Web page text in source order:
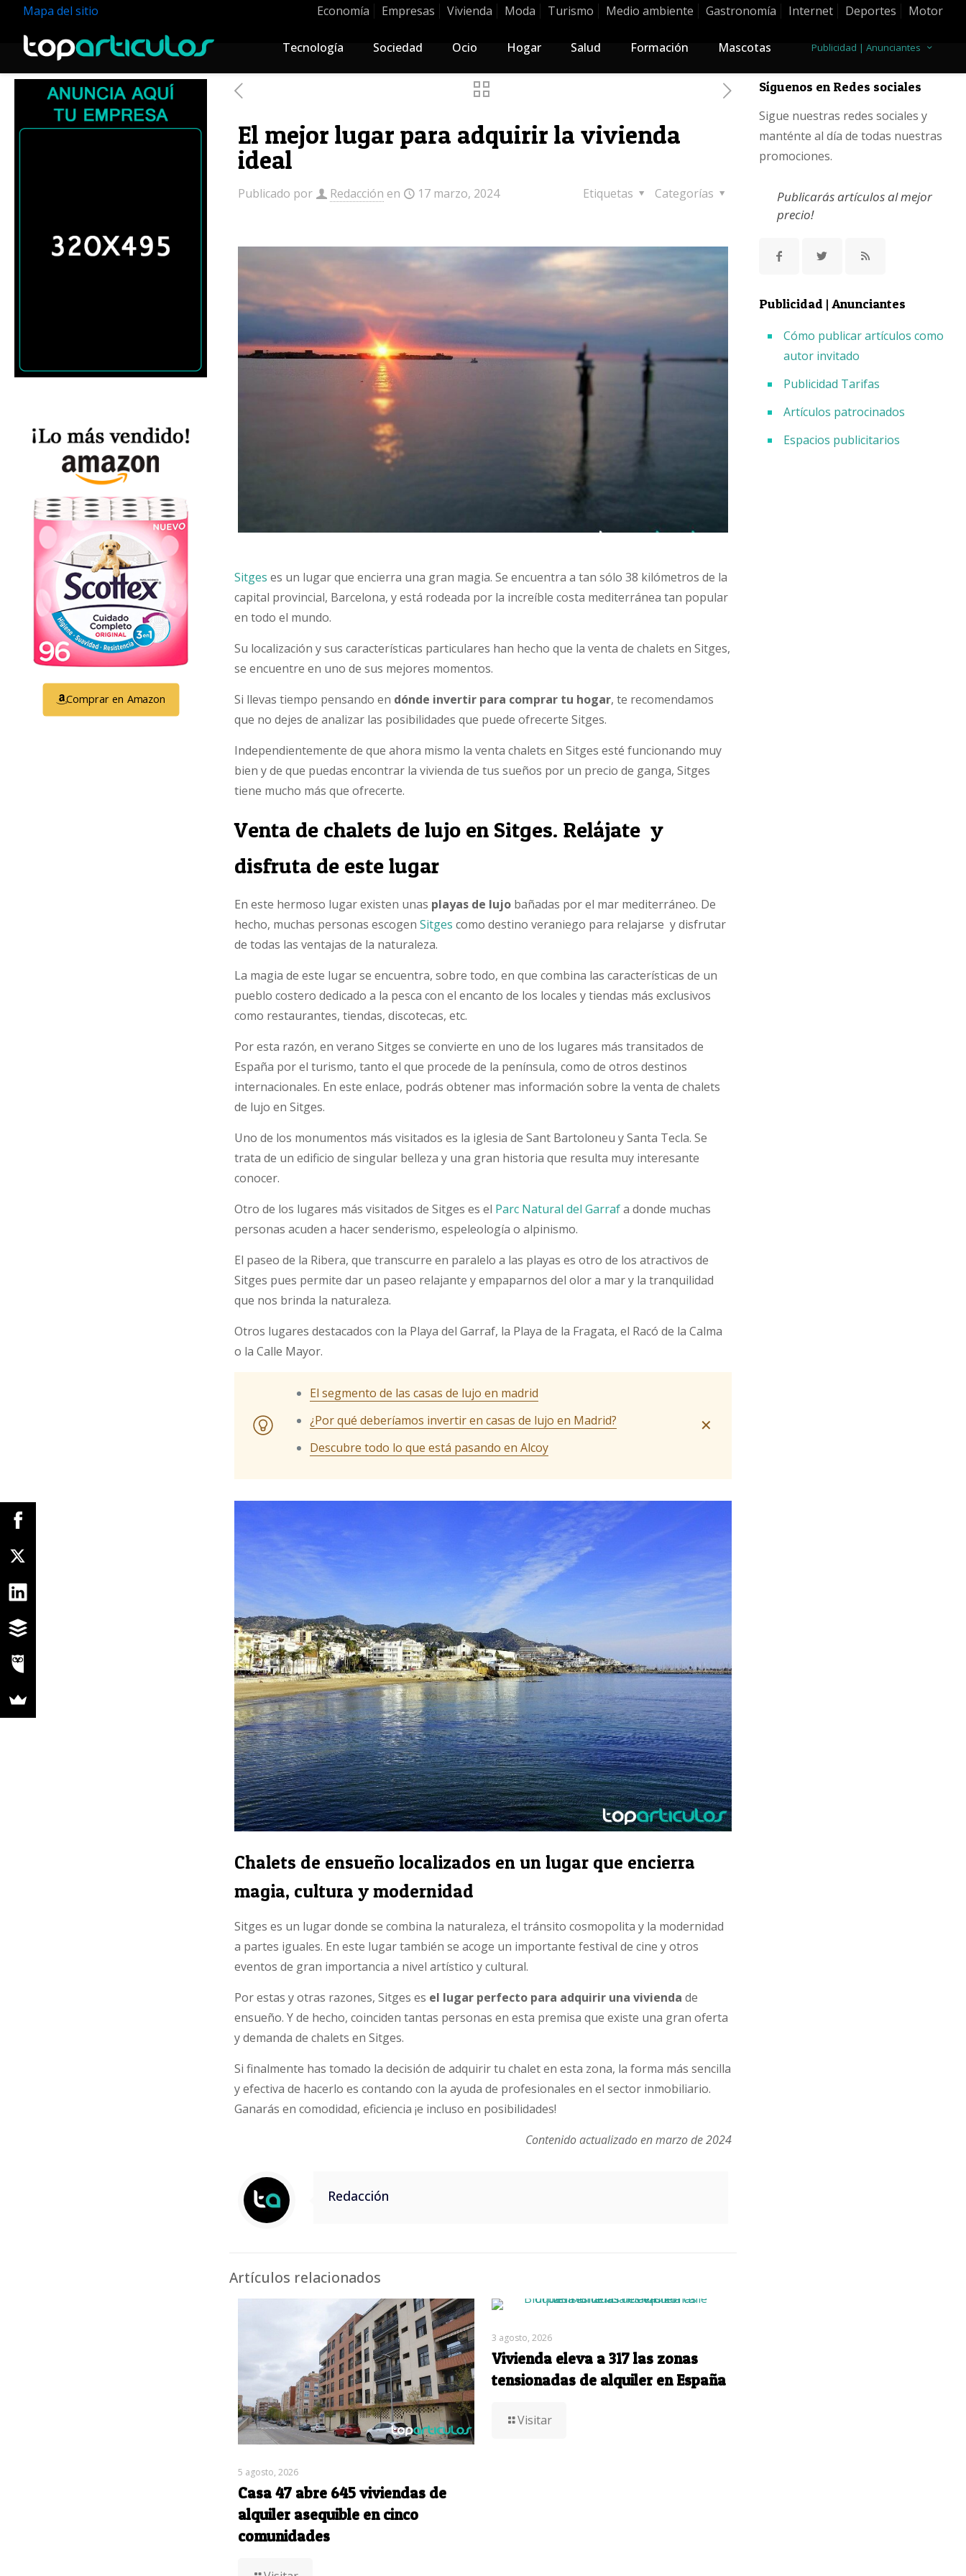
Mapa del sitio Economía Empresas Vivienda Moda Turismo Medio ambiente Gastronomía Internet Deportes Motor
Tecnología Sociedad Ocio Hogar Salud Formación Mascotas Publicidad | Anunciantes
El mejor lugar para adquirir la vivienda
ideal
Publicado por Redacción en 17 marzo, 2024 Categorías
Etiquetas
Sitges es un lugar que encierra una gran magia. Se encuentra a tan sólo 38 kilómetros de la
capital provincial, Barcelona, y está rodeada por la increíble costa mediterránea tan popular
en todo el mundo.
Su localización y sus características particulares han hecho que la venta de chalets en Sitges,
se encuentre en uno de sus mejores momentos.
Si llevas tiempo pensando en dónde invertir para comprar tu hogar, te recomendamos
que no dejes de analizar las posibilidades que puede ofrecerte Sitges.
Independientemente de que ahora mismo la venta chalets en Sitges esté funcionando muy
bien y de que puedas encontrar la vivienda de tus sueños por un precio de ganga, Sitges
tiene mucho más que ofrecerte.
Venta de chalets de lujo en Sitges. Relájate y
disfruta de este lugar
En este hermoso lugar existen unas playas de lujo bañadas por el mar mediterráneo. De
hecho, muchas personas escogenSitges como destino veraniego para relajarse y disfrutar
de todas las ventajas de la naturaleza.
La magia de este lugar se encuentra, sobre todo, en que combina las características de un
pueblo costero dedicado a la pesca con el encanto de los locales y tiendas más exclusivos
como restaurantes, tiendas, discotecas, etc.
Por esta razón, en verano Sitges se convierte en uno de los lugares más transitados de
España por el turismo, tanto el que procede de la península, como de otros destinos
internacionales. En este enlace, podrás obtener mas información sobre la venta de chalets
de lujo en Sitges.
Uno de los monumentos más visitados es la iglesia de Sant Bartoloneu y Santa Tecla. Se
trata de un edificio de singular belleza y una gran historia que resulta muy interesante
conocer.
Otro de los lugares más visitados de Sitges es el Parc Natural del Garrafa donde muchas
personas acuden a hacer senderismo, espeleología o alpinismo.
El paseo de la Ribera, que transcurre en paralelo a las playas es otro de los atractivos de
Sitges pues permite dar un paseo relajante y empaparnos del olor a mar y la tranquilidad
que nos brinda la naturaleza.
Otros lugares destacados con la Playa del Garraf, la Playa de la Fragata, el Racó de la Calma
o la Calle Mayor.
El segmento de las casas de lujo en madrid
¿Por qué deberíamos invertir en casas de lujo en Madrid?
Descubre todo lo que está pasando en Alcoy
✕
Chalets de ensueño localizados en un lugar que encierra
magia, cultura y modernidad
Sitges es un lugar donde se combina la naturaleza, el tránsito cosmopolita y la modernidad
a partes iguales. En este lugar también se acoge un importante festival de cine y otros
eventos de gran importancia a nivel artístico y cultural.
Por estas y otras razones, Sitges es el lugar perfecto para adquirir una vivienda de
ensueño. Y de hecho, coinciden tantas personas en esta premisa que existe una gran oferta
y demanda de chalets en Sitges.
Si finalmente has tomado la decisión de adquirir tu chalet en esta zona, la forma más sencilla
y efectiva de hacerlo es contando con la ayuda de profesionales en el sector inmobiliario.
Ganarás en comodidad, eficiencia ¡e incluso en posibilidades!
Contenido actualizado en marzo de 2024
Redacción
Artículos relacionados
5 agosto, 2026
Casa 47 abre 645 viviendas de
alquiler asequible en cinco
comunidades
3 agosto, 2026
Vivienda eleva a 317 las zonas
tensionadas de alquiler en España
Visitar
Comprar en Amazon
Síguenos en Redes sociales
Sigue nuestras redes sociales y
manténte al día de todas nuestras
promociones.
Publicarás artículos al mejor
precio!
Publicidad | Anunciantes
Cómo publicar artículos como
autor invitado
Publicidad Tarifas
Artículos patrocinados
Espacios publicitarios